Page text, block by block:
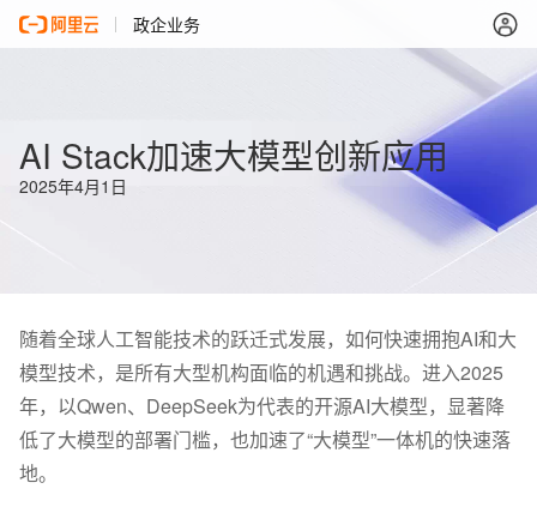
政企业务
AI Stack加速大模型创新应用
2025年4月1日
随着全球人工智能技术的跃迁式发展，如何快速拥抱AI和大
模型技术，是所有大型机构面临的机遇和挑战。进入2025
年，以Qwen、DeepSeek为代表的开源AI大模型，显著降
低了大模型的部署门槛，也加速了“大模型”一体机的快速落
地。